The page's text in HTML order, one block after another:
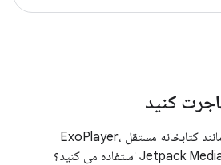
آیا از API های قدیمی مانند کتابخانه مستقل ExoPlayer،
MediaCompat یا Jetpack Media2 استفاده می کنید؟